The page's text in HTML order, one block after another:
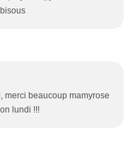
merci beaucoup mamyrose
lundi !!!